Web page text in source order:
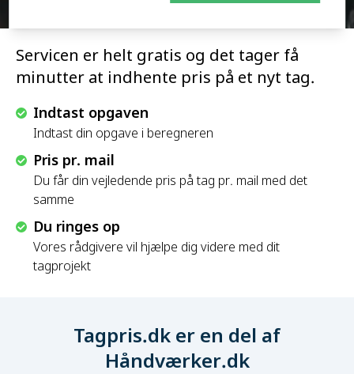
Servicen er helt gratis og det tager få
minutter at indhente pris på et nyt tag.
Indtast opgaven
Indtast din opgave i beregneren
Pris pr. mail
Du får din vejledende pris på tag pr. mail med det
samme
Du ringes op
Vores rådgivere vil hjælpe dig videre med dit
tagprojekt
Tagpris.dk er en del af
Håndværker.dk